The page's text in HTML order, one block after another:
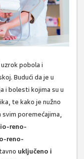
pobola i
Budući da je u
i bolesti kojima su u
te kako je nužno
poremećajima,
reno-
reno-
uključeno i